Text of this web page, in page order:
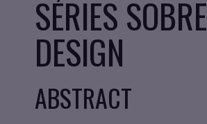
SÉRIES SOBRE
DESIGN
ABSTRACT